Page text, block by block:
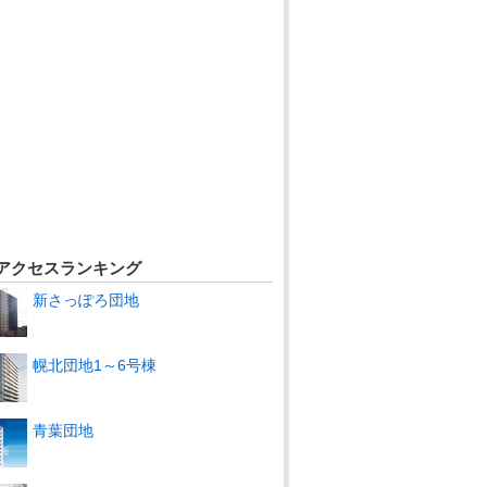
クセスランキング
新さっぽろ団地
幌北団地1～6号棟
青葉団地